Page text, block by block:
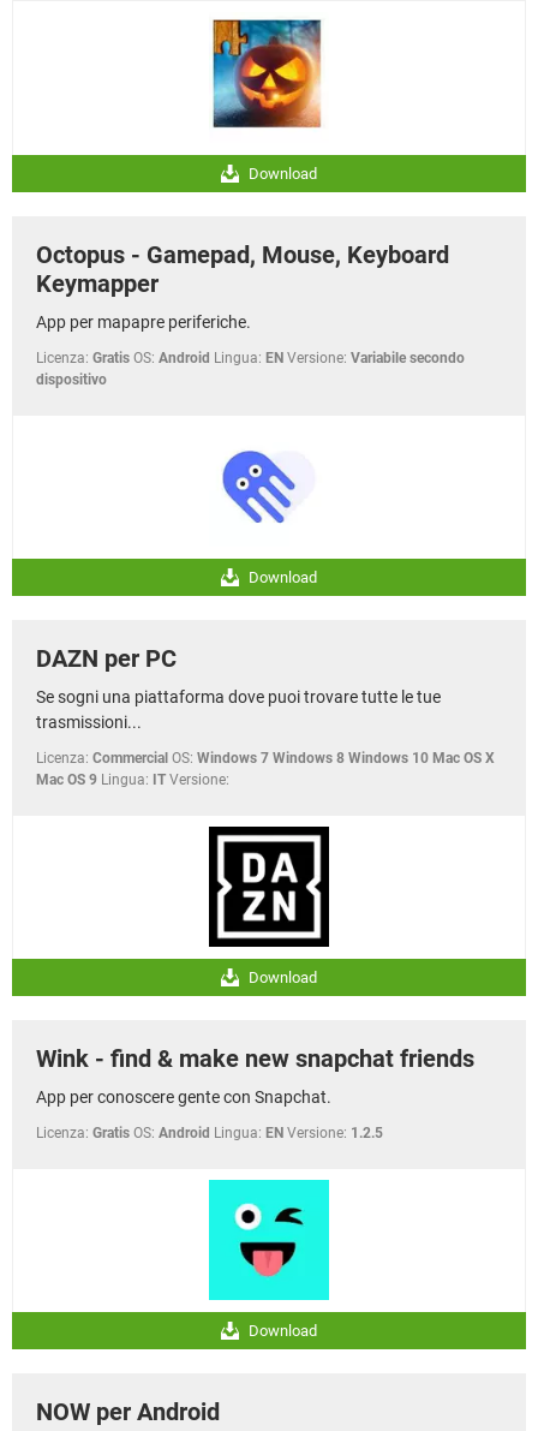
Download
Octopus - Gamepad, Mouse, Keyboard
Keymapper
App per mapapre periferiche.
Licenza: Gratis OS: Android Lingua: EN Versione: Variabile secondo
dispositivo
Download
DAZN per PC
Se sogni una piattaforma dove puoi trovare tutte le tue
trasmissioni...
Licenza: Commercial OS: Windows 7 Windows 8 Windows 10 Mac OS X
Mac OS 9 Lingua: IT Versione:
Download
Wink - find & make new snapchat friends
App per conoscere gente con Snapchat.
Licenza: Gratis OS: Android Lingua: EN Versione: 1.2.5
Download
NOW per Android